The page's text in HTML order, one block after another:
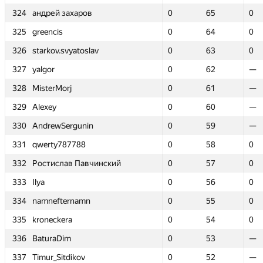
324
андрей захаров 0 65
0
325
greencis 0 64
0
326
starkov.svyatoslav 0 63
0
327
yalgor 0 62
—
328
MisterMorj 0 61
—
329
Alexey 0 60
—
330
AndrewSergunin 0 59
—
331
qwerty787788 0 58
0
332
Ростислав Павчинский 0 57
0
333
Ilya 0 56
0
334
namnefternamn 0 55
0
335
kroneckera 0 54
0
336
BaturaDim 0 53
—
337
Timur_Sitdikov 0 52
—
324
андрей захаров 0 65
0
325
greencis 0 64
0
326
starkov.svyatoslav 0 63
0
327
yalgor 0 62
—
328
MisterMorj 0 61
—
329
Alexey 0 60
—
330
AndrewSergunin 0 59
—
331
qwerty787788 0 58
0
332
Ростислав Павчинский 0 57
0
333
Ilya 0 56
0
334
namnefternamn 0 55
0
335
kroneckera 0 54
0
336
BaturaDim 0 53
—
337
Timur_Sitdikov 0 52
—